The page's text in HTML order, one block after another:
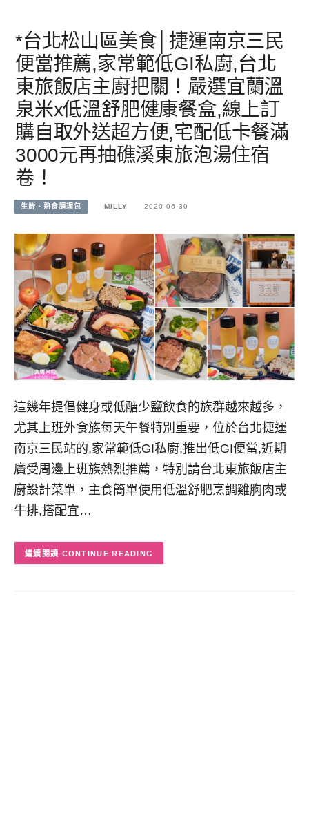
*台北松山區美食│捷運南京三民
便當推薦,家常範低GI私廚,台北
東旅飯店主廚把關！嚴選宜蘭溫
泉米x低溫舒肥健康餐盒,線上訂
購自取外送超方便,宅配低卡餐滿
3000元再抽礁溪東旅泡湯住宿
卷！
生鮮、熟食調理包 MILLY 2020-06-30
這幾年提倡健身或低醣少鹽飲食的族群越來越多，
尤其上班外食族每天午餐特別重要，位於台北捷運
南京三民站的,家常範低GI私廚,推出低GI便當,近期
廣受周邊上班族熱烈推薦，特別請台北東旅飯店主
廚設計菜單，主食簡單使用低溫舒肥烹調雞胸肉或
牛排,搭配宜…
CONTINUE READING